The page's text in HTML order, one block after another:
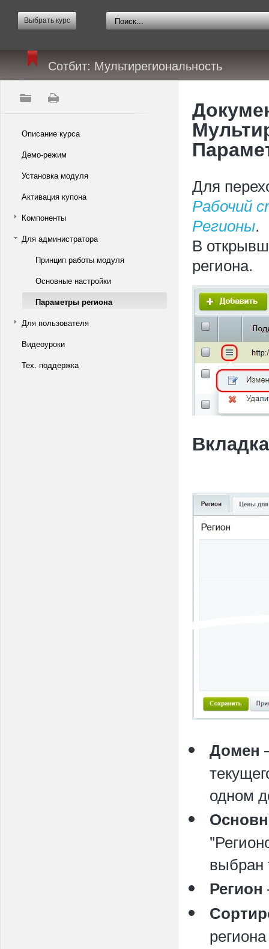
Выбрать курс
Сотбит: Мультирегиональность
Описание курса
Демо-режим
Установка модуля
Активация купона
Компоненты
Для администратора
Принцип работы модуля
Основные настройки
Параметры региона
Для пользователя
Видеоуроки
Тех. поддержка
Для
Рабочий
Регионы.
В
региона.
Домен
одном
выбран
Регион